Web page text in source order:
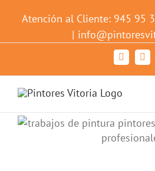
Atención al Cliente: 945 95
|
Facebook